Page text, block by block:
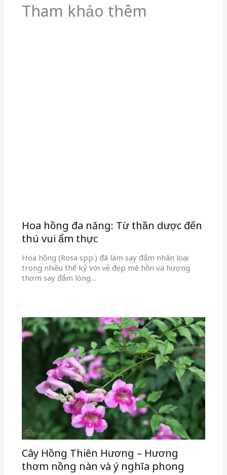
Tham khảo thêm
Cây Hồng Thiên Hương – Hương
thơm nồng nàn và ý nghĩa phong
thủy
Hồng Thiên Hương, còn được biết đến với cái tên
mộc mạc là Hoa leo hồng thiên lý, là một loài dây
leo có hoa…